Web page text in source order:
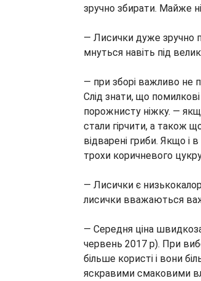
зручно збирати. Майже
— Лисички дуже зручно
мнуться навіть під
— при зборі важливо не
Слід знати, що
порожнисту ніжку. —
стали гірчити, а також
відварені гриби. Якщо і
трохи коричневого
— Лисички є
лисички вважаються
— Середня ціна
червень 2017 р). При
більше користі і вони
яскравими смаковими